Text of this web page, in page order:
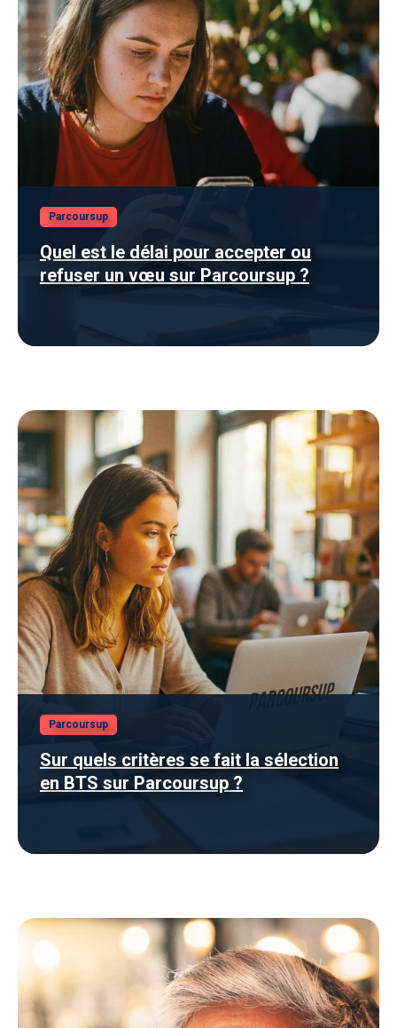
Parcoursup
Quel est le délai pour accepter ou
refuser un vœu sur Parcoursup ?
Parcoursup
Sur quels critères se fait la sélection
en BTS sur Parcoursup ?